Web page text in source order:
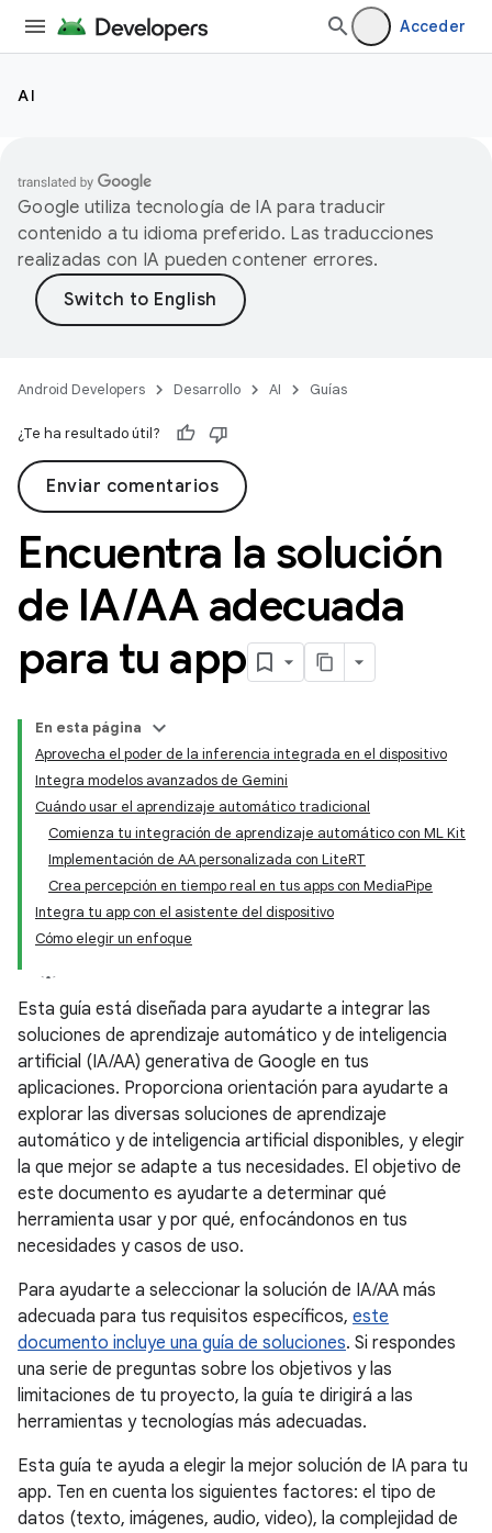
Acceder
AI
Google utiliza tecnología de IA para traducir
contenido a tu idioma preferido. Las traducciones
realizadas con IA pueden contener errores.
Android Developers Desarrollo AI Guías
¿Te ha resultado útil?
Enviar comentarios
Encuentra la solución
de IA/AA adecuada
para tu app
En esta página
Aprovecha el poder de la inferencia integrada en el dispositivo
Integra modelos avanzados de Gemini
Cuándo usar el aprendizaje automático tradicional
Comienza tu integración de aprendizaje automático con ML Kit
Implementación de AA personalizada con LiteRT
Crea percepción en tiempo real en tus apps con MediaPipe
Integra tu app con el asistente del dispositivo
Cómo elegir un enfoque
Esta guía está diseñada para ayudarte a integrar las
soluciones de aprendizaje automático y de inteligencia
artificial (IA/AA) generativa de Google en tus
aplicaciones. Proporciona orientación para ayudarte a
explorar las diversas soluciones de aprendizaje
automático y de inteligencia artificial disponibles, y elegir
la que mejor se adapte a tus necesidades. El objetivo de
este documento es ayudarte a determinar qué
herramienta usar y por qué, enfocándonos en tus
necesidades y casos de uso.
Para ayudarte a seleccionar la solución de IA/AA más
adecuada para tus requisitos específicos, este
documento incluye una guía de soluciones. Si respondes
una serie de preguntas sobre los objetivos y las
limitaciones de tu proyecto, la guía te dirigirá a las
herramientas y tecnologías más adecuadas.
Esta guía te ayuda a elegir la mejor solución de IA para tu
app. Ten en cuenta los siguientes factores: el tipo de
datos (texto, imágenes, audio, video), la complejidad de